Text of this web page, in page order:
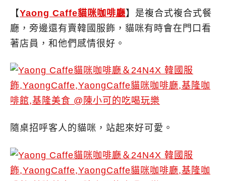
【Yaong Caffe貓咪咖啡廳】是複合式複合式餐
廳，旁邊還有賣韓國服飾，貓咪有時會在門口看
著店員，和他們感情很好。
隨桌招呼客人的貓咪，站起來好可愛。